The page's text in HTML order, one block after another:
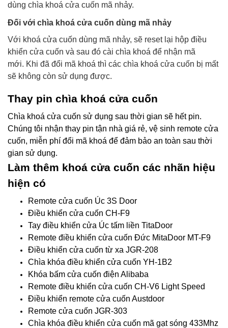
dùng chìa khoá cửa cuốn mã nhảy.
Đối với chìa khoá cửa cuốn dùng mã nhảy
Với khoá cửa cuốn dùng mã nhảy, sẽ reset lại hộp điều
khiển cửa cuốn và sau đó cài chìa khoá để nhận mã
mới. Khi đã đổi mã khoá thì các chìa khoá cửa cuốn bị mất
sẽ không còn sử dụng được.
Thay pin chìa khoá cửa cuốn
Chìa khoá cửa cuốn sử dụng sau thời gian sẽ hết pin.
Chúng tôi nhận thay pin tận nhà giá rẻ, vệ sinh remote cửa
cuốn, miễn phí đổi mã khoá để đảm bảo an toàn sau thời
gian sử dụng.
Làm thêm khoá cửa cuốn các nhãn hiệu
hiện có
Remote cửa cuốn Úc 3S Door
Điều khiển cửa cuốn CH-F9
Tay điều khiển cửa Úc tấm liền TitaDoor
Remote điều khiển cửa cuốn Đức MitaDoor MT-F9
Điều khiển cửa cuốn từ xa JGR-208
Chìa khóa điều khiển cửa cuốn YH-1B2
Khóa bấm cửa cuốn điện Alibaba
Remote điều khiển cửa cuốn CH-V6 Light Speed
Điều khiển remote cửa cuốn Austdoor
Remote cửa cuốn JGR-303
Chìa khóa điều khiển cửa cuốn mã gạt sóng 433Mhz